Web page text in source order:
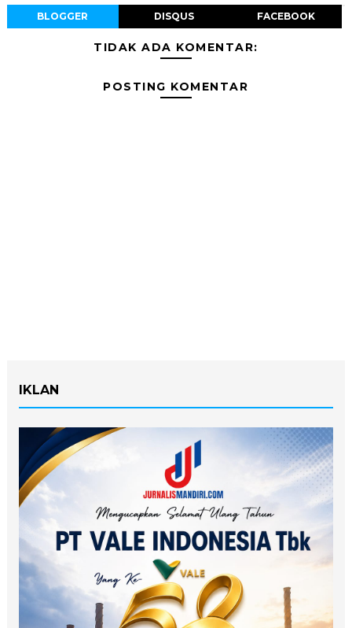
BLOGGER DISQUS FACEBOOK
TIDAK ADA KOMENTAR:
POSTING KOMENTAR
IKLAN